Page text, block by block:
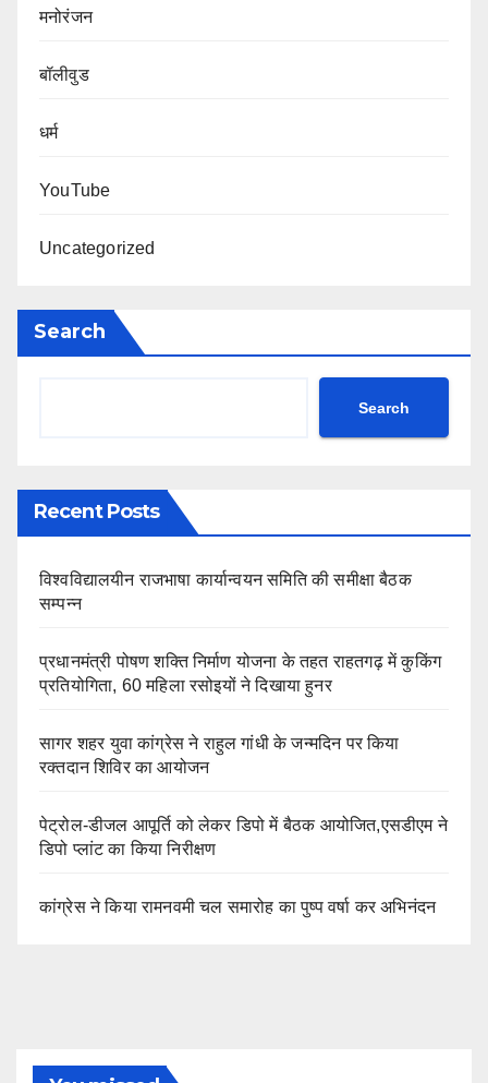
मनोरंजन
बॉलीवुड
धर्म
YouTube
Uncategorized
Search
Search
Recent Posts
विश्वविद्यालयीन राजभाषा कार्यान्वयन समिति की समीक्षा बैठक
सम्पन्न
प्रधानमंत्री पोषण शक्ति निर्माण योजना के तहत राहतगढ़ में कुकिंग
प्रतियोगिता, 60 महिला रसोइयों ने दिखाया हुनर
सागर शहर युवा कांग्रेस ने राहुल गांधी के जन्मदिन पर किया
रक्तदान शिविर का आयोजन
पेट्रोल-डीजल आपूर्ति को लेकर डिपो में बैठक आयोजित,एसडीएम ने
डिपो प्लांट का किया निरीक्षण
कांग्रेस ने किया रामनवमी चल समारोह का पुष्प वर्षा कर अभिनंदन